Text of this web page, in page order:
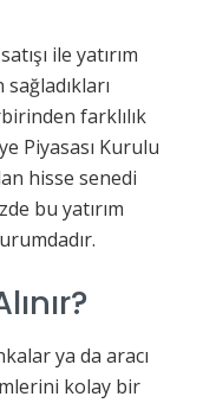
ile yatırım
farklılık
Piyasası Kurulu
hisse senedi
bu yatırım
ya da aracı
kolay bir